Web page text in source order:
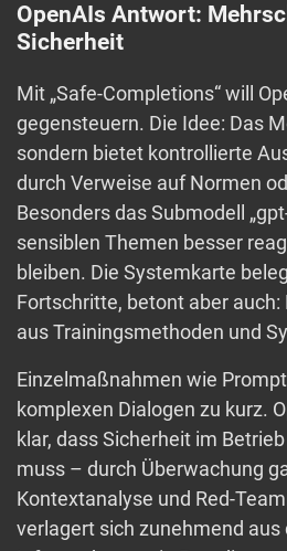
OpenAIs Antwort:
Sicherheit
Mit „Safe-Completions“ will
gegensteuern. Die Idee: Das
sondern bietet kontrollierte
durch Verweise auf Normen
Besonders das Submodell
sensiblen Themen besser
bleiben. Die Systemkarte
Fortschritte, betont aber auch:
aus Trainingsmethoden und
Einzelmaßnahmen wie
komplexen Dialogen zu kurz.
klar, dass Sicherheit im
muss – durch Überwachung
Kontextanalyse und Red-
verlagert sich zunehmend aus